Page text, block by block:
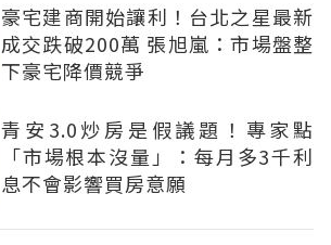
豪宅建商開始讓利！台北之星最新
成交跌破200萬 張旭嵐：市場盤整
下豪宅降價競爭
青安3.0炒房是假議題！專家點
「市場根本沒量」：每月多3千利
息不會影響買房意願